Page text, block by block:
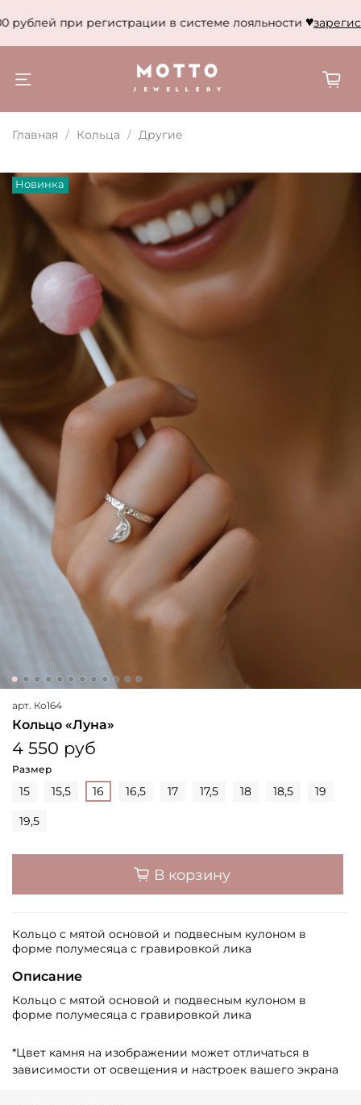
при регистрации в системе лояльности
Главная Кольца Другие
Новинка
арт. Ко164
Кольцо «Луна»
4 550 руб
Размер
15 15,5 16 16,5 17 17,5 18 18,5 19
19,5
В корзину
Кольцо с мятой основой и подвесным кулоном в
форме полумесяца с гравировкой лика
Описание
Кольцо с мятой основой и подвесным кулоном в
форме полумесяца с гравировкой лика
*Цвет камня на изображении может отличаться в
зависимости от освещения и настроек вашего экрана